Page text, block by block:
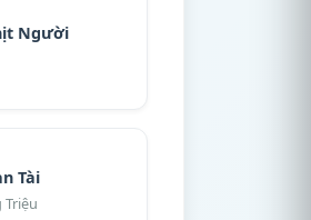
Người
Tài
Triệu